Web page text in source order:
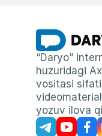
“Daryo”
huzuridagi
vositasi
yozuv ilova